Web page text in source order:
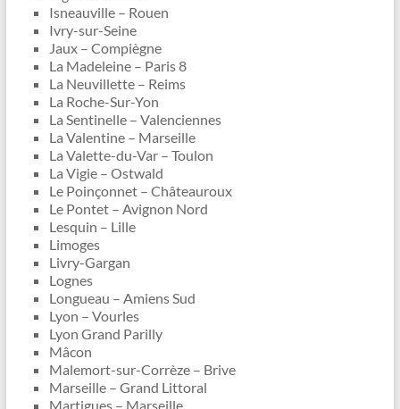
Isneauville – Rouen
Ivry-sur-Seine
Jaux – Compiègne
La Madeleine – Paris 8
La Neuvillette – Reims
La Roche-Sur-Yon
La Sentinelle – Valenciennes
La Valentine – Marseille
La Valette-du-Var – Toulon
La Vigie – Ostwald
Le Poinçonnet – Châteauroux
Le Pontet – Avignon Nord
Lesquin – Lille
Limoges
Livry-Gargan
Lognes
Longueau – Amiens Sud
Lyon – Vourles
Lyon Grand Parilly
Mâcon
Malemort-sur-Corrèze – Brive
Marseille – Grand Littoral
Martigues – Marseille